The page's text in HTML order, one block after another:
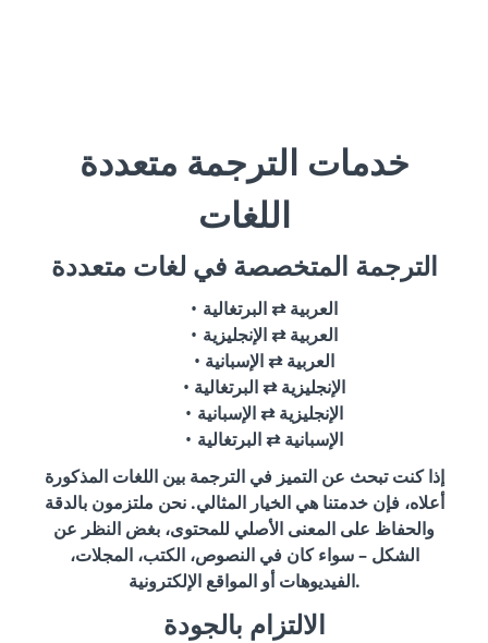
خدمات الترجمة متعددة
اللغات
الترجمة المتخصصة في لغات متعددة
العربية ⇄ البرتغالية
العربية ⇄ الإنجليزية
العربية ⇄ الإسبانية
الإنجليزية ⇄ البرتغالية
الإنجليزية ⇄ الإسبانية
الإسبانية ⇄ البرتغالية
إذا كنت تبحث عن التميز في الترجمة بين اللغات المذكورة
أعلاه، فإن خدمتنا هي الخيار المثالي. نحن ملتزمون بالدقة
والحفاظ على المعنى الأصلي للمحتوى، بغض النظر عن
الشكل – سواء كان في النصوص، الكتب، المجلات،
الفيديوهات أو المواقع الإلكترونية.
الالتزام بالجودة